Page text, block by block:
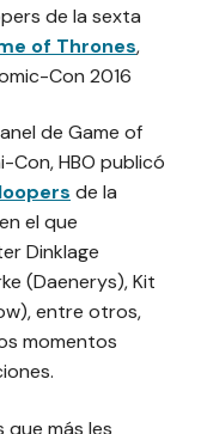
de la sexta
of Thrones,
Con 2016
de Game of
Con, HBO publicó
de la
el que
Dinklage
(Daenerys), Kit
entre otros,
momentos
que más les